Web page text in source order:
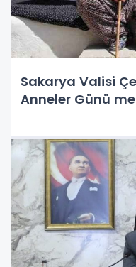
Sakarya Valisi
Anneler Günü